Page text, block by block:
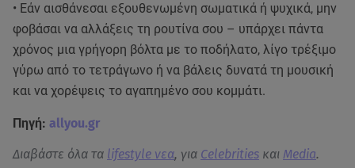
• Εάν αισθάνεσαι εξουθενωμένη σωματικά ή ψυχικά, μην
φοβάσαι να αλλάξεις τη ρουτίνα σου – υπάρχει πάντα
χρόνος μια γρήγορη βόλτα με το ποδήλατο, λίγο τρέξιμο
γύρω από το τετράγωνο ή να βάλεις δυνατά τη μουσική
και να χορέψεις το αγαπημένο σου κομμάτι.
Πηγή: allyou.gr
Διαβάστε όλα τα lifestyle νεα, για Celebrities και Media.